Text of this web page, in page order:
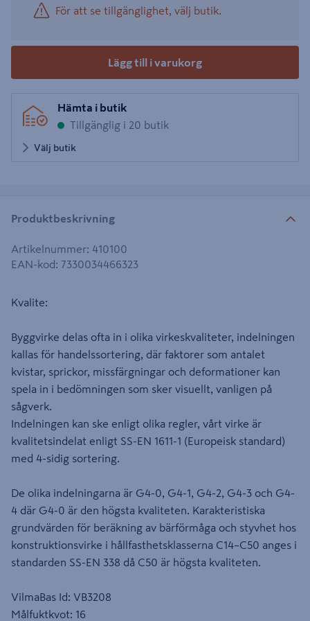
För att se tillgänglighet, välj butik.
Lägg till i varukorg
Hämta i butik
Tillgänglig i 20 butik
Välj butik
Produktbeskrivning
Artikelnummer: 410100
EAN-kod: 7330034466323
Kvalite:
Byggvirke delas ofta in i olika virkeskvaliteter, indelningen
kallas för handelssortering, där faktorer som antalet
kvistar, sprickor, missfärgningar och deformationer kan
spela in i bedömningen som sker visuellt, vanligen på
sågverk.
Indelningen kan ske enligt olika regler, vårt virke är
kvalitetsindelat enligt SS-EN 1611-1 (Europeisk standard)
med 4-sidig sortering.
De olika indelningarna är G4-0, G4-1, G4-2, G4-3 och G4-
4 där G4-0 är den högsta kvaliteten. Karakteristiska
grundvärden för beräkning av bärförmåga och styvhet hos
konstruktionsvirke i hållfasthetsklasserna C14–C50 anges i
standarden SS-EN 338 då C50 är högsta kvaliteten.
VilmaBas Id: VB3208
Målfuktkvot: 16